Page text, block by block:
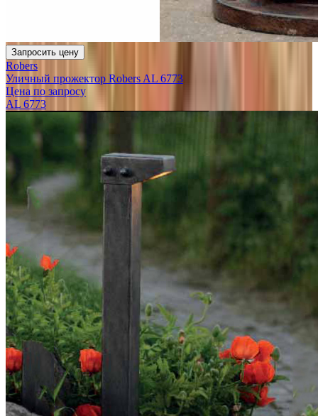
Запросить цену
Robers
Уличный прожектор Robers AL 6773
Цена по запросу
AL 6773